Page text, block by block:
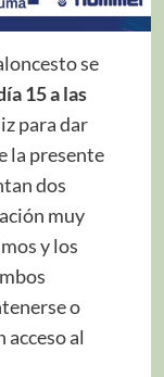
se
15 a las
para dar
la presente
dos
muy
y los
o
al